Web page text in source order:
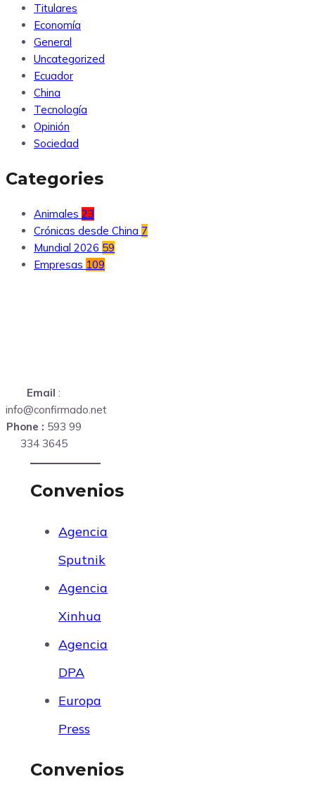
Titulares
Economía
General
Uncategorized
Ecuador
China
Tecnología
Opinión
Sociedad
Categories
Animales 23
Crónicas desde China 7
Mundial 2026 59
Empresas 109
Email :
info@confirmado.net
Phone : 593 99
334 3645
Convenios
Agencia
Sputnik
Agencia
Xinhua
Agencia
DPA
Europa
Press
Convenios